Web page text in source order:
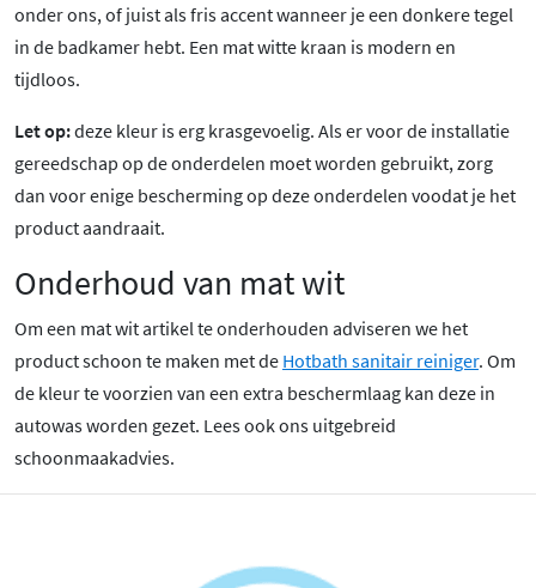
onder ons, of juist als fris accent wanneer je een donkere tegel
in de badkamer hebt. Een mat witte kraan is modern en
tijdloos.
Let op:deze kleur is erg krasgevoelig. Als er voor de installatie
gereedschap op de onderdelen moet worden gebruikt, zorg
dan voor enige bescherming op deze onderdelen voodat je het
product aandraait.
Onderhoud van mat wit
Om een mat wit artikel te onderhouden adviseren we het
product schoon te maken met de Hotbath sanitair reiniger. Om
de kleur te voorzien van een extra beschermlaag kan deze in
autowas worden gezet. Lees ook ons uitgebreid
schoonmaakadvies.